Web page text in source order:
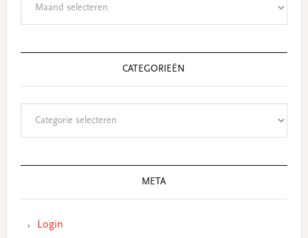
CATEGORIEËN
META
Login